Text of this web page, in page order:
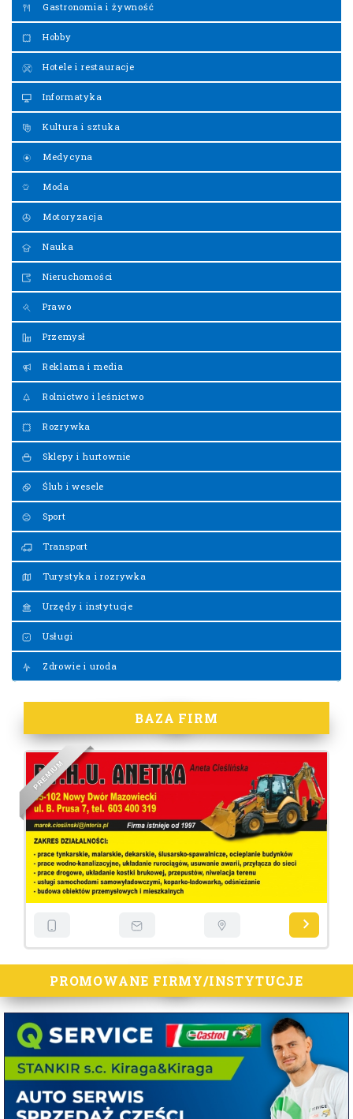
Gastronomia i żywność
Hobby
Hotele i restauracje
Informatyka
Kultura i sztuka
Medycyna
Moda
Motoryzacja
Nauka
Nieruchomości
Prawo
Przemysł
Reklama i media
Rolnictwo i leśnictwo
Rozrywka
Sklepy i hurtownie
Ślub i wesele
Sport
Transport
Turystyka i rozrywka
Urzędy i instytucje
Usługi
Zdrowie i uroda
BAZA FIRM
PREM
I
UM
PROMOWANE FIRMY/INSTYTUCJE